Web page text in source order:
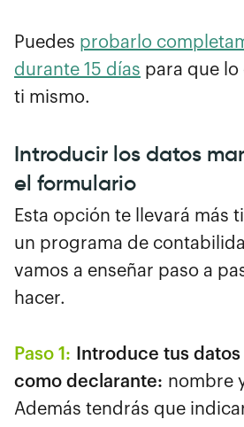
Puedes probarlo
durante 15 días para que
ti mismo.
Introducir los datos
el formulario
Esta opción te llevará más
un programa de
vamos a enseñar paso a
hacer.
Paso 1:
Introduce tus datos
como declarante: nombre
Además tendrás que